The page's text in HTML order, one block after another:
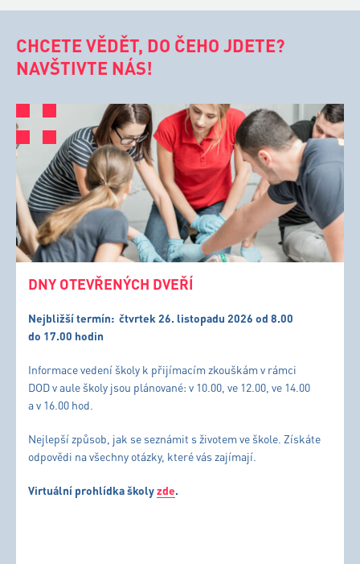
CHCETE VĚDĚT, DO ČEHO JDETE?
NAVŠTIVTE NÁS!
DNY OTEVŘENÝCH DVEŘÍ
Nejbližší termín: čtvrtek 26. listopadu 2026 od 8.00
do 17.00 hodin
Informace vedení školy k přijímacím zkouškám v rámci
DOD v aule školy jsou plánované: v 10.00, ve 12.00, ve 14.00
a v 16.00 hod.
Nejlepší způsob, jak se seznámit s životem ve škole. Získáte
odpovědi na všechny otázky, které vás zajímají.
Virtuální prohlídka školyzde.